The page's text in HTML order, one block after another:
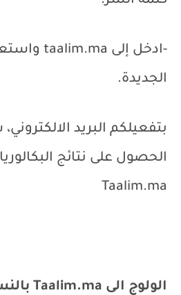
-ادخل إلى taalim.ma
الجديدة.
بتفعيلكم البريد
الحصول على نتائج
Taalim.ma
الولوج الى Taalim.ma